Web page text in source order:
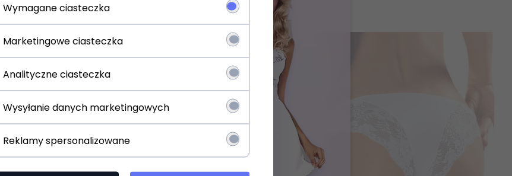
Wymagane ciasteczka
Marketingowe ciasteczka
Analityczne ciasteczka
Wysyłanie danych marketingowych
Reklamy spersonalizowane
i rabatach
w ofercie
Zapisz się